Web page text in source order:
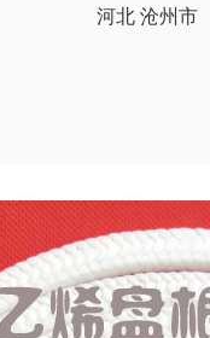
河北 沧州市